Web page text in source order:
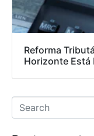
Reforma
Horizonte Está